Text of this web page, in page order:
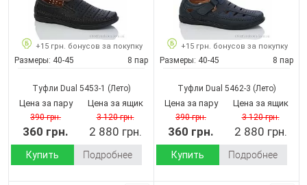
+15 грн. бонусов за покупку
Размеры: 40-45 8 пар
Туфли Dual 5453-1 (Лето)
Цена за пару
390 грн.
360 грн.
Цена за ящик
3 120 грн.
2 880 грн.
Купить Подробнее
+15 грн. бонусов за покупку
Размеры: 40-45 8 пар
Туфли Dual 5462-3 (Лето)
Цена за пару
390 грн.
360 грн.
Цена за ящик
3 120 грн.
2 880 грн.
Купить Подробнее